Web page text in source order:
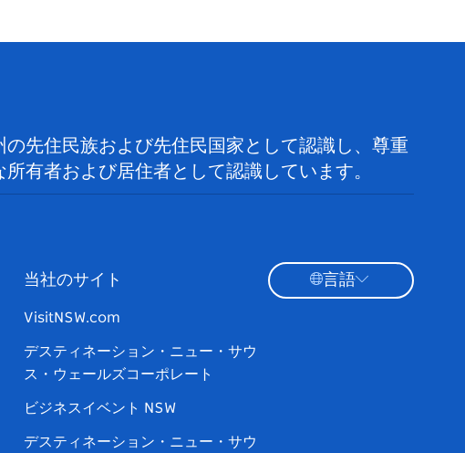
先住民族および先住民国家として認識し、尊重
有者および居住者として認識しています。
当社のサイト
VisitNSW.com
デスティネーション・ニュー・サウ
ス・ウェールズコーポレート
ビジネスイベント NSW
デスティネーション・ニュー・サウ
言語